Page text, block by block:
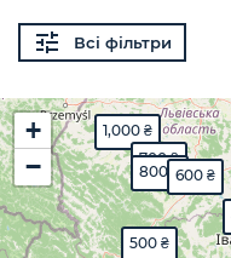
Всі фільтри
500 ₴
600 ₴
800 ₴
700 ₴
1,000 ₴
+
−